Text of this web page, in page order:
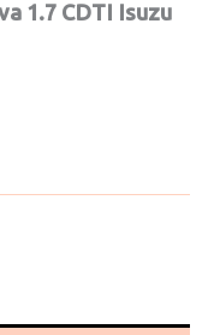
1.7 CDTI Isuzu